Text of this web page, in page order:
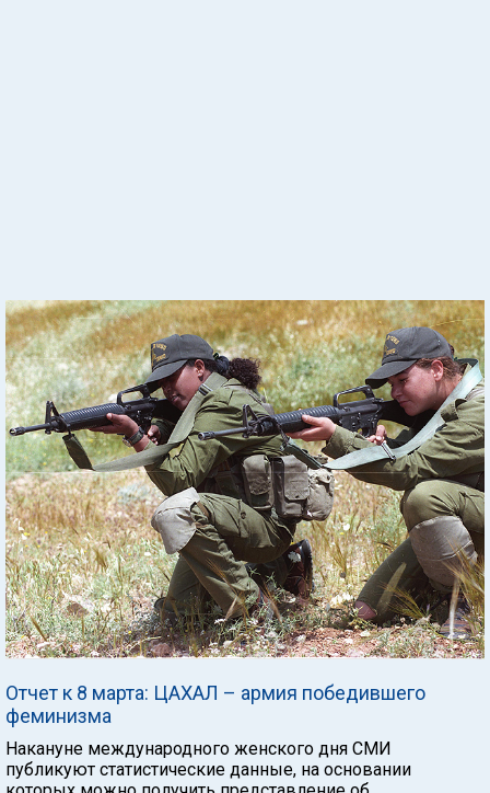
Отчет к 8 марта: ЦАХАЛ – армия победившего
феминизма
Накануне международного женского дня СМИ
публикуют статистические данные, на основании